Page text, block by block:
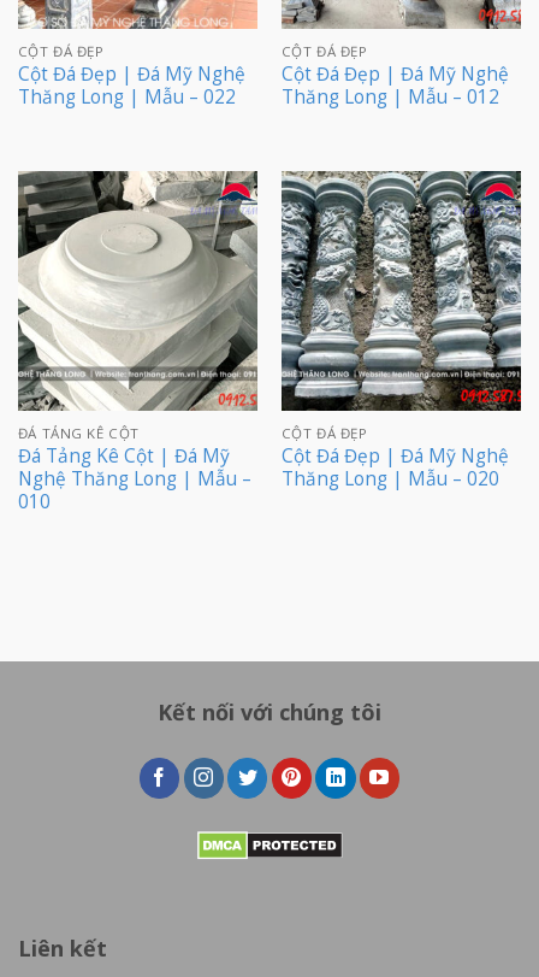
CỘT ĐÁ ĐẸP
Cột Đá Đẹp | Đá Mỹ Nghệ
Thăng Long | Mẫu – 022
CỘT ĐÁ ĐẸP
Cột Đá Đẹp | Đá Mỹ Nghệ
Thăng Long | Mẫu – 012
ĐÁ TẢNG KÊ CỘT
Đá Tảng Kê Cột | Đá Mỹ
Nghệ Thăng Long | Mẫu –
010
CỘT ĐÁ ĐẸP
Cột Đá Đẹp | Đá Mỹ Nghệ
Thăng Long | Mẫu – 020
Kết nối với chúng tôi
Liên kết